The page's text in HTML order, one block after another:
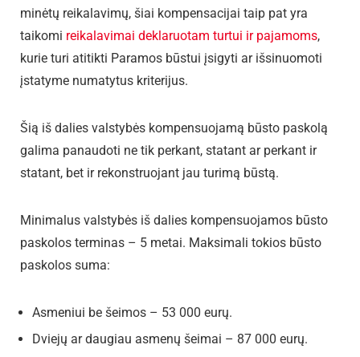
minėtų reikalavimų, šiai kompensacijai taip pat yra
taikomi reikalavimai deklaruotam turtui ir pajamoms,
kurie turi atitikti Paramos būstui įsigyti ar išsinuomoti
įstatyme numatytus kriterijus.
Šią iš dalies valstybės kompensuojamą būsto paskolą
galima panaudoti ne tik perkant, statant ar perkant ir
statant, bet ir rekonstruojant jau turimą būstą.
Minimalus valstybės iš dalies kompensuojamos būsto
paskolos terminas – 5 metai. Maksimali tokios būsto
paskolos suma:
Asmeniui be šeimos – 53 000 eurų.
Dviejų ar daugiau asmenų šeimai – 87 000 eurų.